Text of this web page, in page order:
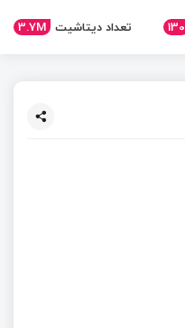
130 تعداد دیتاشیت 3.7M